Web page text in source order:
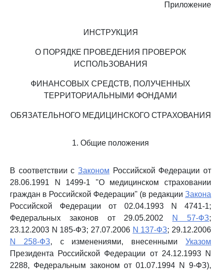
Приложение
ИНСТРУКЦИЯ
О ПОРЯДКЕ ПРОВЕДЕНИЯ ПРОВЕРОК
ИСПОЛЬЗОВАНИЯ
ФИНАНСОВЫХ СРЕДСТВ, ПОЛУЧЕННЫХ
ТЕРРИТОРИАЛЬНЫМИ ФОНДАМИ
ОБЯЗАТЕЛЬНОГО МЕДИЦИНСКОГО СТРАХОВАНИЯ
1. Общие положения
В соответствии с Законом Российской Федерации от
28.06.1991 N 1499-1 "О медицинском страховании
граждан в Российской Федерации" (в редакции Закона
Российской Федерации от 02.04.1993 N 4741-1;
Федеральных законов от 29.05.2002
N 57-ФЗ;
23.12.2003 N 185-ФЗ; 27.07.2006 N 137-ФЗ; 29.12.2006
N 258-ФЗ, с изменениями, внесеннымиУказом
Президента Российской Федерации от 24.12.1993 N
2288, Федеральным законом от 01.07.1994 N 9-ФЗ),